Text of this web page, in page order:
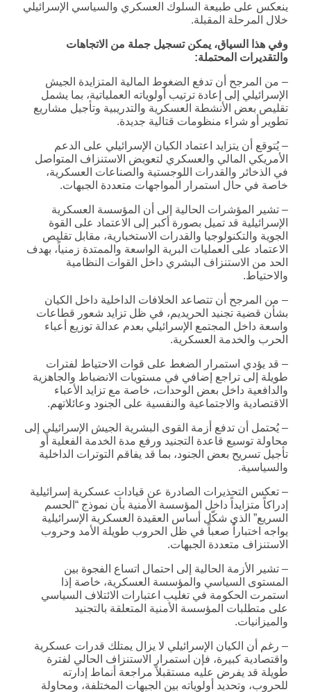
ينعكس على طبيعة السلوك العسكري والسياسي الإسرائيلي
خلال المرحلة المقبلة.
وفي هذا السياق، يمكن تسجيل جملة من الاتجاهات
والتقديرات المحتملة:
– من المرجح أن تدفع الضغوط المالية المتزايدة الجيش
الإسرائيلي إلى إعادة ترتيب أولوياته العملياتية، بما يشمل
تقليص بعض الأنشطة العسكرية والتدريبية وتأجيل مشاريع
تطوير أو شراء منظومات قتالية جديدة.
– يُتوقع أن يتزايد اعتماد الكيان الإسرائيلي على الدعم
الأمريكي المالي والعسكري لتعويض الاستنزاف المتواصل
في الذخائر والقدرات اللوجستية والصناعات العسكرية،
خاصة في حال استمرار المواجهات متعددة الجبهات.
– تشير المؤشرات الحالية إلى أن المؤسسة العسكرية
الإسرائيلية قد تميل بصورة أكبر إلى الاعتماد على القوة
الجوية والتكنولوجيا والقدرات الاستخبارية، مقابل تقليص
الاعتماد على العمليات البرية الواسعة والممتدة زمنياً، بهدف
الحد من الاستنزاف البشري داخل القوات النظامية
والاحتياط.
– من المرجح أن تتصاعد الخلافات الداخلية داخل الكيان
بشأن قضية تجنيد الحريديم، في ظل تزايد شعور قطاعات
واسعة داخل المجتمع الإسرائيلي بعدم عدالة توزيع أعباء
الحرب والخدمة العسكرية.
– قد يؤدي استمرار الضغط على قوات الاحتياط لفترات
طويلة إلى تراجع إضافي في مستويات الانضباط والجاهزية
والدافعية داخل بعض الوحدات، خاصة مع تزايد الأعباء
الاقتصادية والاجتماعية والنفسية على الجنود وعائلاتهم.
– يُحتمل أن تدفع أزمة القوى البشرية الجيش الإسرائيلي إلى
محاولة توسيع قاعدة التجنيد ورفع مدة الخدمة الفعلية أو
تأجيل تسريح بعض الجنود، بما قد يفاقم التوترات الداخلية
والسياسية.
– تعكس التحذيرات الصادرة عن قيادات عسكرية إسرائيلية
إدراكاً متزايداً داخل المؤسسة الأمنية بأن نموذج “الحسم
السريع” الذي شكّل أساس العقيدة العسكرية الإسرائيلية
يواجه اختباراً صعباً في ظل الحروب طويلة الأمد وحروب
الاستنزاف متعددة الجبهات.
– تشير الأزمة الحالية إلى احتمال اتساع الفجوة بين
المستوى السياسي والمؤسسة العسكرية، خاصة إذا
استمرت الحكومة في تغليب اعتبارات الائتلاف السياسي
على متطلبات المؤسسة الأمنية المتعلقة بالتجنيد
والميزانيات.
– رغم أن الكيان الإسرائيلي لا يزال يمتلك قدرات عسكرية
واقتصادية كبيرة، فإن استمرار الاستنزاف الحالي لفترة
طويلة قد يفرض عليه مستقبلاً مراجعة أنماط إدارته
للحروب، وتحديد أولوياته بين الجبهات المختلفة، ومحاولة